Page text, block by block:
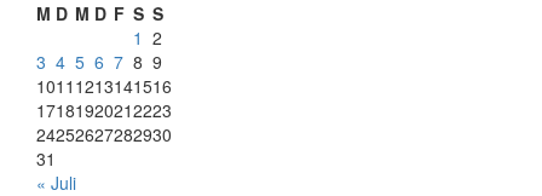
M D M D F S S
1 2
3 4 5 6 7 8 9
1011 1213141516
17181920212223
24252627282930
31
« Juli